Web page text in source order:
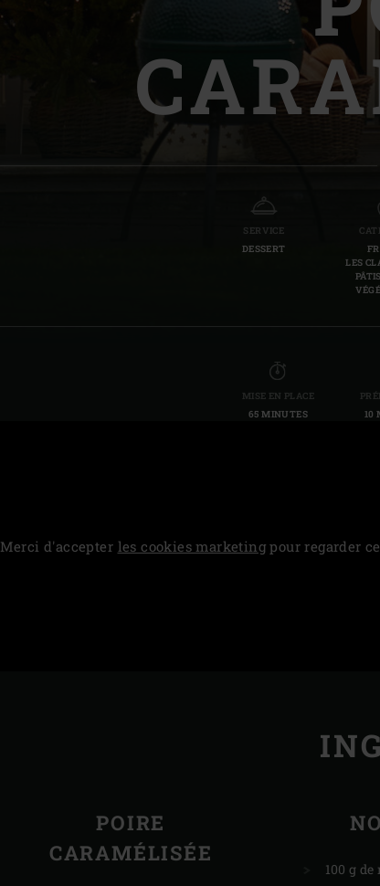
Finland | Suomi
SERVICE
DESSERT
LES
MISE EN PLACE
65 MINUTES
10
Merci d'accepter les cookies marketingpour regarder
POIRE
CARAMÉLISÉE
100 g